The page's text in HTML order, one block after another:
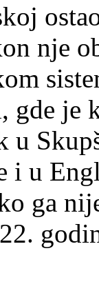
nje
je
u
i u
ga